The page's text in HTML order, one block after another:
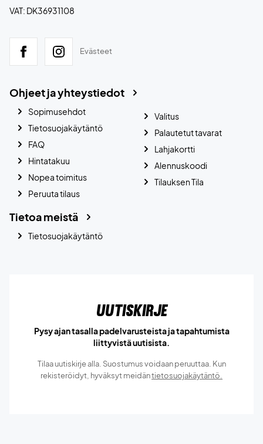
VAT: DK36931108
Evästeet
Ohjeet ja yhteystiedot
Sopimusehdot
Tietosuojakäytäntö
FAQ
Hintatakuu
Nopea toimitus
Peruuta tilaus
Valitus
Palautetut tavarat
Lahjakortti
Alennuskoodi
Tilauksen Tila
Tietoa meistä
Tietosuojakäytäntö
Uutiskirje
Pysy ajan tasalla padelvarusteista ja tapahtumista
liittyvistä uutisista.
Tilaa uutiskirje alla. Suostumus voidaan peruuttaa. Kun
rekisteröidyt, hyväksyt meidäntietosuojakäytäntö.